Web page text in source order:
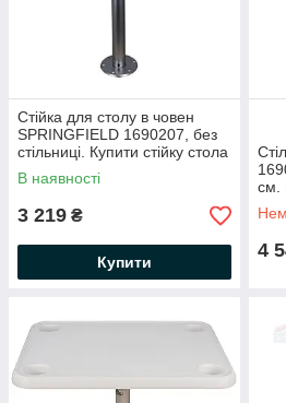
Стійка для столу в човен
SPRINGFIELD 1690207, без
стільниці. Купити стійку стола
для човна, для катера
В наявності
3 219 ₴
Купити
см.
4